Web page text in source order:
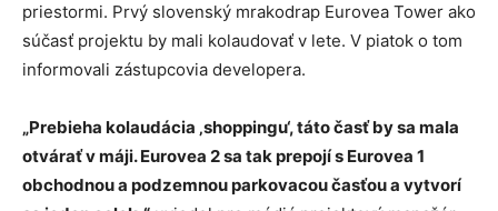
priestormi. Prvý slovenský mrakodrap Eurovea Tower ako
súčasť projektu by mali kolaudovať v lete. V piatok o tom
informovali zástupcovia developera.
„Prebieha kolaudácia ‚shoppingu‘, táto časť by sa mala
otvárať v máji. Eurovea 2 sa tak prepojí s Eurovea 1
obchodnou a podzemnou parkovacou časťou a vytvorí